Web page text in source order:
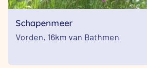
Schapenmeer
Vorden, 16km van Bathmen